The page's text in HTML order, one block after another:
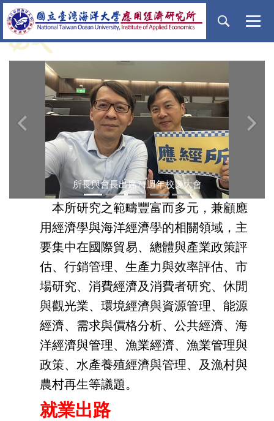
跳
到
主
要
內
所長與會長出席71週年校慶大會
本所研究之範疇豐富而多元，兼顧應
用經濟學與海洋經濟學的相關領域，主
要集中在國際貿易、 總體與產業政策評
估、行銷管理、生產力與效率評估、市
場研究、消費經濟及消費者研究、休閒
與觀光業、環境經濟與資源管理、能源
經濟、需求與價格分析、公共經濟、海
洋經濟與管理、漁業經濟、漁業管理與
政策、水產養殖經濟與管理、及漁村與
農村再生等議題。
就業出路